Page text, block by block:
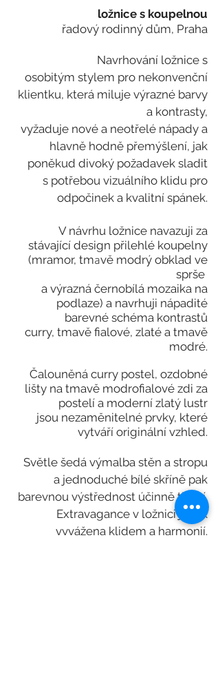
ložnice s koupelnou
řadový rodinný dům, Praha
Navrhování ložnice s
osobitým stylem pro nekonvenční
klientku, která miluje výrazné barvy
a kontrasty,
vyžaduje nové a neotřelé nápady a
hlavně hodně přemýšlení, jak
poněkud divoký požadavek sladit
s potřebou vizuálního klidu pro
odpočinek a kvalitní spánek.
V návrhu ložnice navazuji za
stávající design přilehlé koupelny
(mramor, tmavě modrý obklad ve
sprše
a výrazná černobílá mozaika na
podlaze) a navrhuji nápadité
barevné schéma kontrastů
curry, tmavě fialové, zlaté a tmavě
modré.
Čalouněná curry postel, ozdobné
lišty na tmavě modrofialové zdi za
postelí a moderní zlatý lustr
jsou nezaměnitelné prvky, které
vytváří originální vzhled.
Světle šedá výmalba stěn a stropu
a jednoduché bílé skříně pak
barevnou výstřednost účinně tlumí.
Extravagance v ložnici je tak
vyvážena klidem a harmonií.